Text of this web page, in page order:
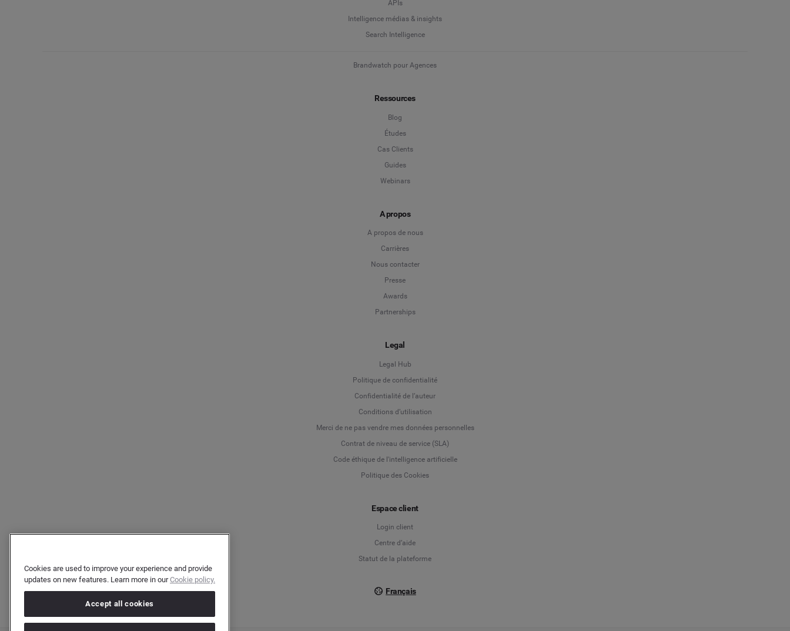
APIs
Intelligence médias & insights
Search Intelligence
Brandwatch pour Agences
Ressources
Blog
Études
Cas Clients
Guides
Webinars
A propos
A propos de nous
Carrières
Nous contacter
Presse
Awards
Partnerships
Legal
Legal Hub
Politique de confidentialité
Confidentialité de l’auteur
Conditions d’utilisation
Merci de ne pas vendre mes données personnelles
Contrat de niveau de service (SLA)
Code éthique de l'intelligence artificielle
Politique des Cookies
Espace client
Login client
Centre d’aide
Statut de la plateforme
Français
Deutsch
Cookies are used to improve your experience and provide
updates on new features. Learn more in ourCookie policy.
Accept all cookies